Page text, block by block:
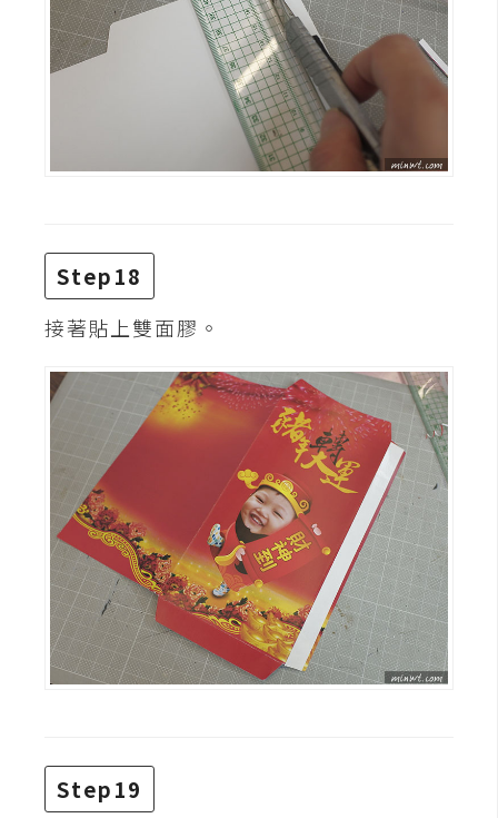
Step18
接著貼上雙面膠。
Step19